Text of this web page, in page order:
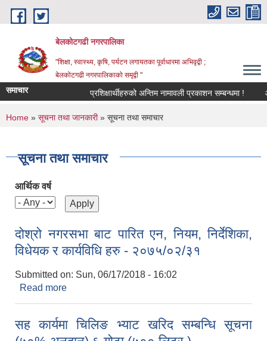
Skip to main content
बेलकोटगढी नगरपालिका
"शिक्षा, स्वास्थ्य, कृषि, पर्यटन लगायतका पूर्वाधारमा अभिवृद्वी ;
बेलकोटगढी नगरपालिकाको समृद्वी "
समाचार प्रशिक्षार्थीहरुको अन्तिम नामावली प्रकाशन सम्बन्धमा !
You are here
Home » सूचना तथा जानकारी» सूचना तथा समाचार
सूचना तथा समाचार
आर्थिक वर्ष
दोश्रो नगरसभा बाट पारित एन, नियम, निर्देशिका,
विधेयक र कार्यविधि हरु - २०७५/०२/३१
Submitted on: Sun, 06/17/2018 - 16:02
Read more
सह कार्यमा चिलिङ भ्याट खरिद सम्बन्धि सूचना